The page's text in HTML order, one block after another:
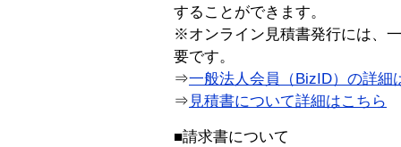
することができます。
※オンライン見積書発行には、
要です。
⇒一般法人会員（BizID）の詳細
⇒ 見積書について詳細はこちら
■請求書について